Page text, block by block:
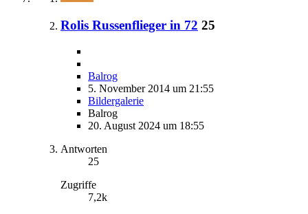
Rolis Russenflieger in 72 25
Balrog
5. November 2014 um 21:55
Bildergalerie
Balrog
20. August 2024 um 18:55
Antworten
25
Zugriffe
7,2k